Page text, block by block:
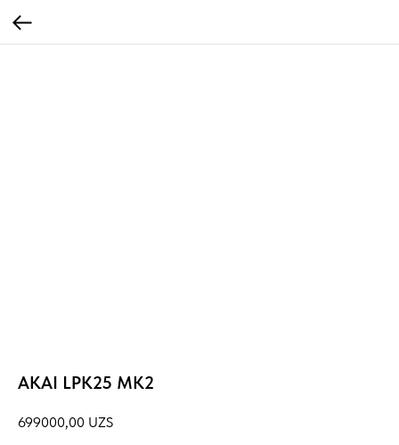
AKAI LPK25 MK2
699000,00 UZS